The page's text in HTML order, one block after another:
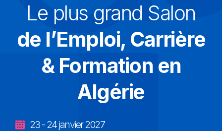
Le plus grand Salon
de l’Emploi, Carrière
& Formation en
Algérie
23 - 24 janvier 2027